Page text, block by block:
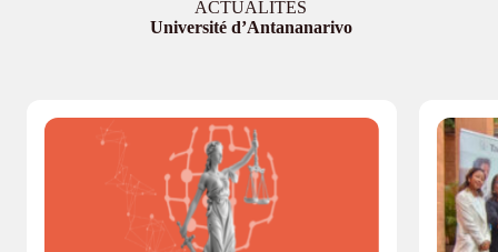
ACTUALITÉS
Université d’Antananarivo